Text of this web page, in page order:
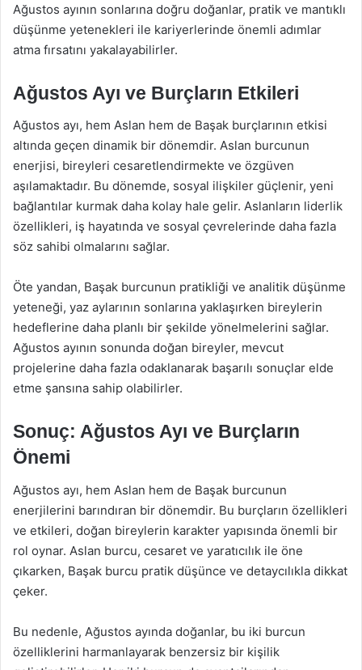
Ağustos ayının sonlarına doğru doğanlar, pratik ve mantıklı
düşünme yetenekleri ile kariyerlerinde önemli adımlar
atma fırsatını yakalayabilirler.
Ağustos Ayı ve Burçların Etkileri
Ağustos ayı, hem Aslan hem de Başak burçlarının etkisi
altında geçen dinamik bir dönemdir. Aslan burcunun
enerjisi, bireyleri cesaretlendirmekte ve özgüven
aşılamaktadır. Bu dönemde, sosyal ilişkiler güçlenir, yeni
bağlantılar kurmak daha kolay hale gelir. Aslanların liderlik
özellikleri, iş hayatında ve sosyal çevrelerinde daha fazla
söz sahibi olmalarını sağlar.
Öte yandan, Başak burcunun pratikliği ve analitik düşünme
yeteneği, yaz aylarının sonlarına yaklaşırken bireylerin
hedeflerine daha planlı bir şekilde yönelmelerini sağlar.
Ağustos ayının sonunda doğan bireyler, mevcut
projelerine daha fazla odaklanarak başarılı sonuçlar elde
etme şansına sahip olabilirler.
Sonuç: Ağustos Ayı ve Burçların
Önemi
Ağustos ayı, hem Aslan hem de Başak burcunun
enerjilerini barındıran bir dönemdir. Bu burçların özellikleri
ve etkileri, doğan bireylerin karakter yapısında önemli bir
rol oynar. Aslan burcu, cesaret ve yaratıcılık ile öne
çıkarken, Başak burcu pratik düşünce ve detaycılıkla dikkat
çeker.
Bu nedenle, Ağustos ayında doğanlar, bu iki burcun
özelliklerini harmanlayarak benzersiz bir kişilik